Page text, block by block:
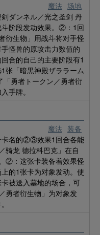
魔法 场地
ダンネル／光之圣剑 丹
阶段发动效果。②：1回
衍生物」用战斗将对手怪
怪兽的原攻击力数值的
合的自己的主要阶段有1
张「暗黒神殿ザララーム
「勇者トークン／勇者衍
手牌。
魔法 装备
卡名的②③效果1回合各能
骑龙 德拉科巴克」在自
②：这张卡装备着效果怪
的1张卡为对象发动。使
被送入墓地的场合，可
勇者衍生物」为对象发